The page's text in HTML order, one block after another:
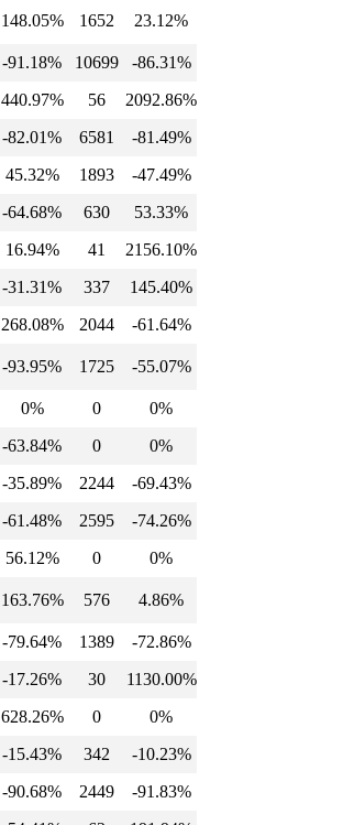
148.05% 1652 23.12%
-91.18% 10699
-86.31%
440.97% 56
2092.86%
-82.01% 6581
-81.49%
45.32% 1893
-47.49%
-64.68% 630
53.33%
16.94% 41
2156.10%
-31.31% 337
145.40%
268.08% 2044 -61.64%
-93.95% 1725 -55.07%
0% 0
0%
-63.84% 0
0%
-35.89% 2244
-69.43%
-61.48% 2595
-74.26%
56.12% 0 0%
163.76% 576 4.86%
-79.64% 1389
-72.86%
-17.26% 30
1130.00%
628.26% 0
0%
-15.43% 342
-10.23%
-90.68% 2449
-91.83%